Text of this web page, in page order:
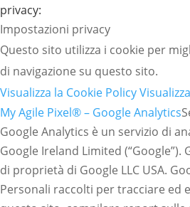
privacy:
Impostazioni privacy
Questo sito utilizza i cookie per
di navigazione su questo sito.
Visualizza la Cookie Policy
My Agile Pixel® – Google Analytics
Google Analytics è un servizio di
Google Ireland Limited (“Google”).
di proprietà di Google LLC USA.
Personali raccolti per tracciare ed